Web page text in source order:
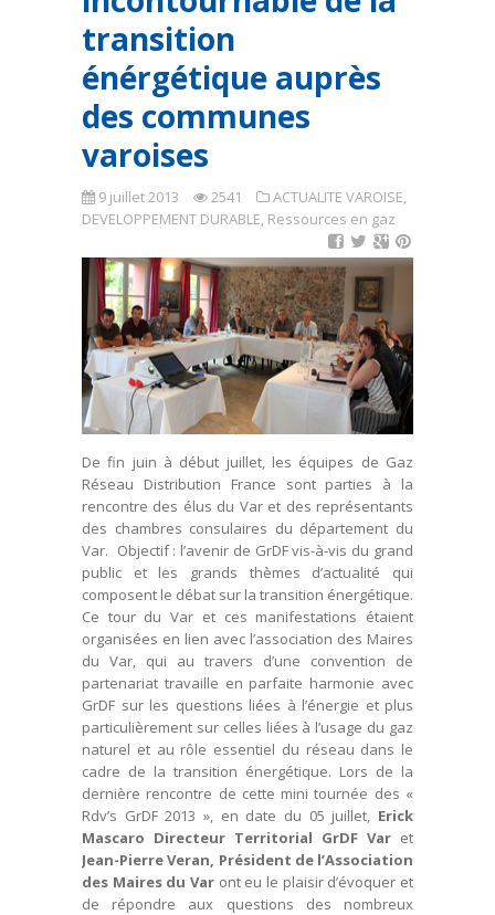
transition
énérgétique auprès
des communes
varoises
9 juillet 2013 2541 ACTUALITE VAROISE,
DEVELOPPEMENT DURABLE, Ressources en gaz
De fin juin à début juillet, les équipes de Gaz
Réseau Distribution France sont parties à la
rencontre des élus du Var et des représentants
des chambres consulaires du département du
Var. Objectif : l’avenir de GrDF vis-à-vis du grand
public et les grands thèmes d’actualité qui
composent le débat sur la transition énergétique.
Ce tour du Var et ces manifestations étaient
organisées en lien avec l’association des Maires
du Var, qui au travers d’une convention de
partenariat travaille en parfaite harmonie avec
GrDF sur les questions liées à l’énergie et plus
particulièrement sur celles liées à l’usage du gaz
naturel et au rôle essentiel du réseau dans le
cadre de la transition énergétique. Lors de la
dernière rencontre de cette mini tournée des «
Rdv’s GrDF 2013 », en date du 05 juillet, Erick
Mascaro Directeur Territorial GrDF Var et
Jean-Pierre Veran, Président de l’Association
des Maires du Var ont eu le plaisir d’évoquer et
de répondre aux questions des nombreux